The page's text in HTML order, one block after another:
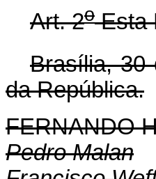
Art. 2oEsta
Brasília, 30
da República.
FERNANDO
Pedro Malan